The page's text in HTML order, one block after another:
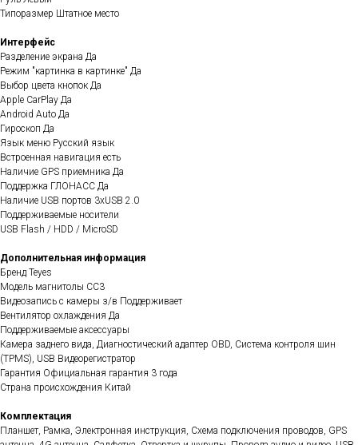
Типоразмер Штатное место
Интерфейс
Разделение экрана Да
Режим "картинка в картинке" Да
Выбор цвета кнопок Да
Apple CarPlay Да
Android Auto Да
Гироскоп Да
Язык меню Русский язык
Встроенная навигация есть
Наличие GPS приемника Да
Поддержка ГЛОНАСС Да
Наличие USB портов 3хUSB 2.0
Поддерживаемые носители
USB Flash / HDD / MicroSD
Дополнительная информация
Бренд Teyes
Модель магнитолы CC3
Видеозапись с камеры з/в Поддерживает
Вентилятор охлаждения Да
Поддерживаемые аксессуары
Камера заднего вида, Диагностический адаптер OBD, Система контроля шин
(TPMS), USB Видеорегистратор
Гарантия Официальная гарантия 3 года
Страна происхождения Китай
Комплектация
Планшет, Рамка, Электронная инструкция, Схема подключения проводов, GPS